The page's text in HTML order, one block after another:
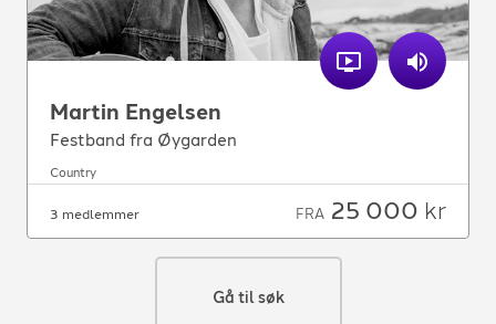
Martin Engelsen
Festband fra Øygarden
Country
3 medlemmer FRA 25 000 kr
Gå til søk